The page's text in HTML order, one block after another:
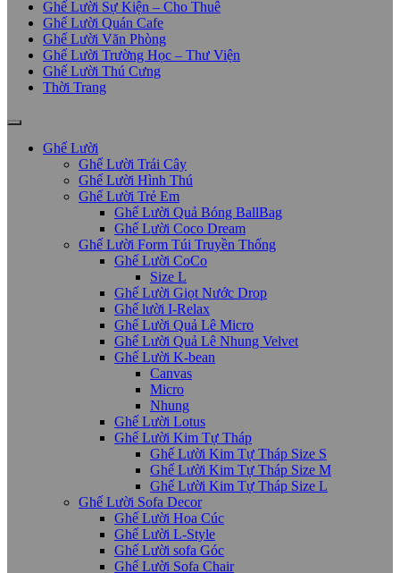
Ghế Lười Sự Kiện – Cho Thuê
Ghế Lười Quán Cafe
Ghế Lười Văn Phòng
Ghế Lười Trường Học – Thư Viện
Ghế Lười Thú Cưng
Thời Trang
Ghế Lười
Ghế Lười Trái Cây
Ghế Lười Hình Thú
Ghế Lười Trẻ Em
Ghế Lười Quả Bóng BallBag
Ghế Lười Coco Dream
Ghế Lười Form Túi Truyền Thống
Ghế Lười CoCo
Size L
Ghế Lười Giọt Nước Drop
Ghế lười I-Relax
Ghế Lười Quả Lê Micro
Ghế Lười Quả Lê Nhung Velvet
Ghế Lười K-bean
Canvas
Micro
Nhung
Ghế Lười Lotus
Ghế Lười Kim Tự Tháp
Ghế Lười Kim Tự Tháp Size S
Ghế Lười Kim Tự Tháp Size M
Ghế Lười Kim Tự Tháp Size L
Ghế Lười Sofa Decor
Ghế Lười Hoa Cúc
Ghế Lười L-Style
Ghế Lười sofa Góc
Ghế Lười Sofa Chair